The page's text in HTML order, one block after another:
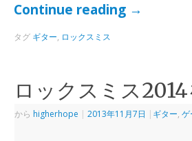
Continue reading →
タグ ギター, ロックスミス
ロックスミス2014
から higherhope | 2013年11月7日 | ギター,ゲ